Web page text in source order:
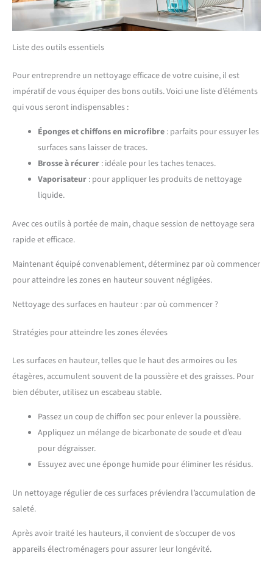
Liste des outils essentiels
Pour entreprendre un nettoyage efficace de votre cuisine, il est
impératif de vous équiper des bons outils. Voici une liste d’éléments
qui vous seront indispensables :
Éponges et chiffons en microfibre : parfaits pour essuyer les
surfaces sans laisser de traces.
Brosse à récurer : idéale pour les taches tenaces.
Vaporisateur : pour appliquer les produits de nettoyage
liquide.
Avec ces outils à portée de main, chaque session de nettoyage sera
rapide et efficace.
Maintenant équipé convenablement, déterminez par où commencer
pour atteindre les zones en hauteur souvent négligées.
Nettoyage des surfaces en hauteur : par où commencer ?
Stratégies pour atteindre les zones élevées
Les surfaces en hauteur, telles que le haut des armoires ou les
étagères, accumulent souvent de la poussière et des graisses. Pour
bien débuter, utilisez un escabeau stable.
Passez un coup de chiffon sec pour enlever la poussière.
Appliquez un mélange de bicarbonate de soude et d’eau
pour dégraisser.
Essuyez avec une éponge humide pour éliminer les résidus.
Un nettoyage régulier de ces surfaces préviendra l’accumulation de
saleté.
Après avoir traité les hauteurs, il convient de s’occuper de vos
appareils électroménagers pour assurer leur longévité.